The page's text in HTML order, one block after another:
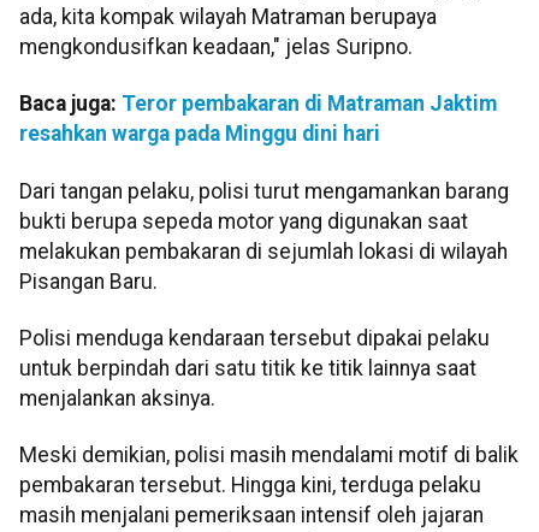
ada, kita kompak wilayah Matraman berupaya
mengkondusifkan keadaan," jelas Suripno.
Baca juga: Teror pembakaran di Matraman Jaktim
resahkan warga pada Minggu dini hari
Dari tangan pelaku, polisi turut mengamankan barang
bukti berupa sepeda motor yang digunakan saat
melakukan pembakaran di sejumlah lokasi di wilayah
Pisangan Baru.
Polisi menduga kendaraan tersebut dipakai pelaku
untuk berpindah dari satu titik ke titik lainnya saat
menjalankan aksinya.
Meski demikian, polisi masih mendalami motif di balik
pembakaran tersebut. Hingga kini, terduga pelaku
masih menjalani pemeriksaan intensif oleh jajaran